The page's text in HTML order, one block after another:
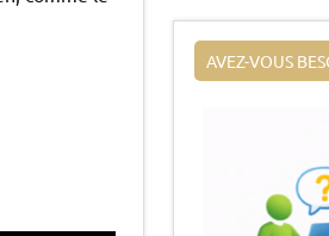
AVEZ-VOUS